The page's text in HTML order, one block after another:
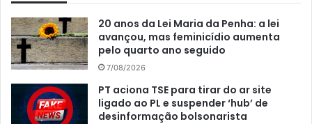
20 anos da Lei Maria da Penha: a lei
avançou, mas feminicídio aumenta
pelo quarto ano seguido
7/08/2026
PT aciona TSE para tirar do ar site
ligado ao PL e suspender ‘hub’ de
desinformação bolsonarista